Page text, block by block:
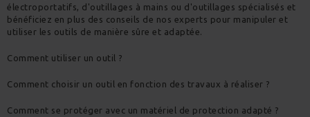
électroportatifs, d'outillages à mains ou d'outillages spécialisés et
bénéficiez en plus des conseils de nos experts pour manipuler et
utiliser les outils de manière sûre et adaptée.
Comment utiliser un outil ?
Comment choisir un outil en fonction des travaux à réaliser ?
Comment se protéger avec un matériel de protection adapté ?